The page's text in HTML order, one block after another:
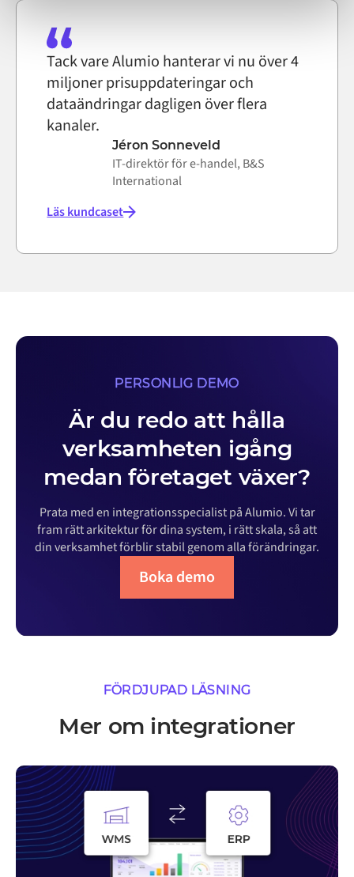
Tack vare Alumio hanterar vi nu över 4
miljoner prisuppdateringar och
dataändringar dagligen över flera
kanaler.
Jéron Sonneveld
IT-direktör för e-handel, B&S
International
Läs kundcaset
PERSONLIG DEMO
Är du redo att hålla
verksamheten igång
medan företaget växer?
Prata med en integrationsspecialist på Alumio. Vi tar
fram rätt arkitektur för dina system, i rätt skala, så att
din verksamhet förblir stabil genom alla förändringar.
Boka demo
FÖRDJUPAD LÄSNING
Mer om integrationer